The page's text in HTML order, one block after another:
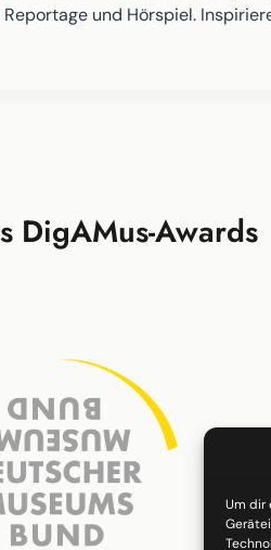
Um dir
und Hörspiel.
DigAMus-Awards